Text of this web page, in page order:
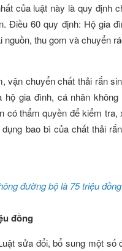
của luật này là quy định
Điều 60 quy định: Hộ gia
nguồn, thu gom và chuyển
vận chuyển chất thải rắn
gia đình, cá nhân
có thẩm quyền để kiểm
bao bì của chất thải
đường bộ là 75 triệu
đồng
sửa đổi, bổ sung một số